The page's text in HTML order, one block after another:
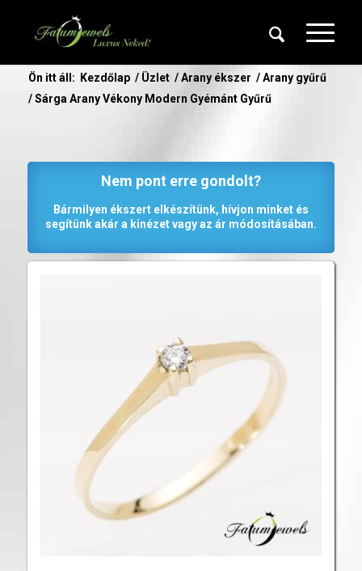
Ön itt áll: Kezdőlap / Üzlet / Arany ékszer / Arany gyűrű
/ Sárga Arany Vékony Modern Gyémánt Gyűrű
Nem pont erre gondolt?
Bármilyen ékszert elkészítünk, hívjon minket és
segítünk akár a kinézet vagy az ár módosításában.